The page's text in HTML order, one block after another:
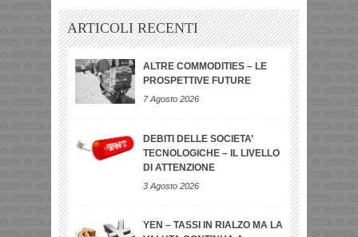
ARTICOLI RECENTI
ALTRE COMMODITIES – LE
PROSPETTIVE FUTURE
7 Agosto 2026
DEBITI DELLE SOCIETA’
TECNOLOGICHE – IL LIVELLO
DI ATTENZIONE
3 Agosto 2026
YEN – TASSI IN RIALZO MA LA